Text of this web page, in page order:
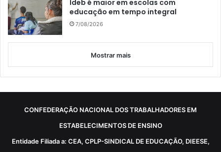
Ideb é maior em escolas com
educação em tempo integral
7/08/2026
Mostrar mais
CONFEDERAÇÃO NACIONAL DOS TRABALHADORES EM
ESTABELECIMENTOS DE ENSINO
Entidade Filiada a: CEA, CPLP-SINDICAL DE EDUCAÇÃO, DIEESE,